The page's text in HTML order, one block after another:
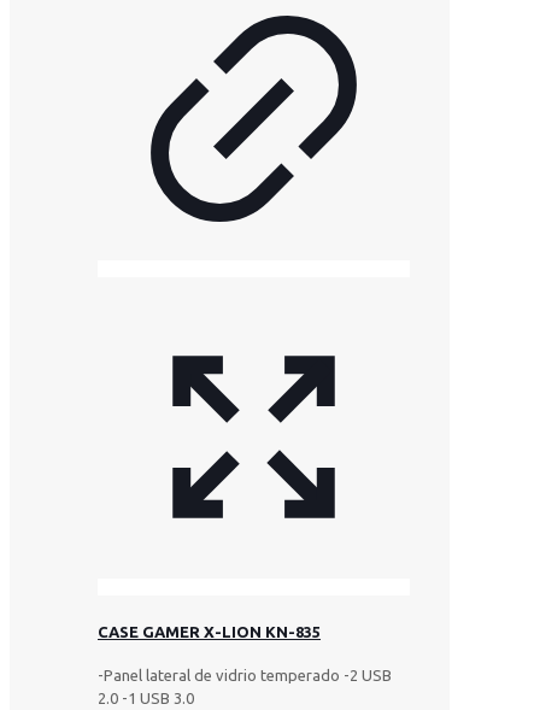
CASE GAMER X-LION KN-835
-Panel lateral de vidrio temperado -2 USB
2.0 -1 USB 3.0